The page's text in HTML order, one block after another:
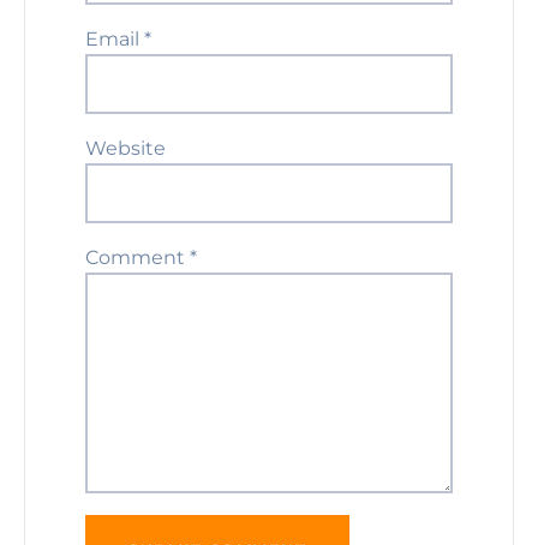
Email *
Website
Comment *